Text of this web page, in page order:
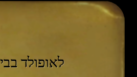
לאופולד